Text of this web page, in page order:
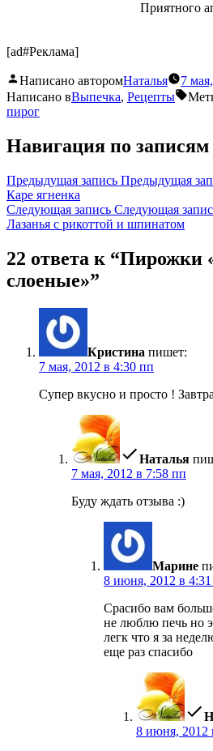
Приятного
[ad#Реклама]
Написано авторомНаталья 7
Написано вВыпечка, Рецепты
пирог
Навигация по записям
Предыдущая запись Предыдущая
Каре ягненка
Следующая запись Следующая
Лазанья с рикоттой и шпинатом
22 ответа к
слоеные»”
Кристина пишет:
7 мая, 2012 в 4:30 пп
Супер вкусно и просто !
Наталья
7 мая, 2012 в 7:58 пп
Буду ждать отзыва :)
Марине
8 июня, 2012 в
Срасибо вам
не люблю печь но
легк что я за
еще раз спасибо
8 июня, 2012